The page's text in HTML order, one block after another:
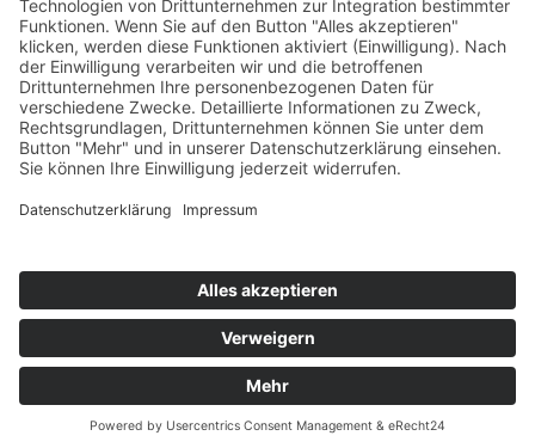
Newsletters verwendet und gespeichert
Copyright © 2026 · Zimmermann-Mühle GmbH · Gaimühle 1 ·
63928 Riedern ·Impressum Theme bySiteOrigin
Vertrag widerrufen
Cookie-Einstellungen